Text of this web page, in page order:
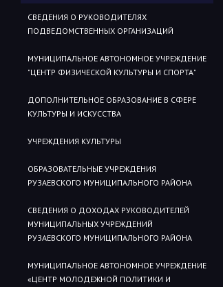
СВЕДЕНИЯ О РУКОВОДИТЕЛЯХ
ПОДВЕДОМСТВЕННЫХ ОРГАНИЗАЦИЙ
МУНИЦИПАЛЬНОЕ АВТОНОМНОЕ УЧРЕЖДЕНИЕ
"ЦЕНТР ФИЗИЧЕСКОЙ КУЛЬТУРЫ И СПОРТА"
ДОПОЛНИТЕЛЬНОЕ ОБРАЗОВАНИЕ В СФЕРЕ
КУЛЬТУРЫ И ИСКУССТВА
УЧРЕЖДЕНИЯ КУЛЬТУРЫ
ОБРАЗОВАТЕЛЬНЫЕ УЧРЕЖДЕНИЯ
РУЗАЕВСКОГО МУНИЦИПАЛЬНОГО РАЙОНА
СВЕДЕНИЯ О ДОХОДАХ РУКОВОДИТЕЛЕЙ
МУНИЦИПАЛЬНЫХ УЧРЕЖДЕНИЙ
РУЗАЕВСКОГО МУНИЦИПАЛЬНОГО РАЙОНА
МУНИЦИПАЛЬНОЕ АВТОНОМНОЕ УЧРЕЖДЕНИЕ
«ЦЕНТР МОЛОДЕЖНОЙ ПОЛИТИКИ И